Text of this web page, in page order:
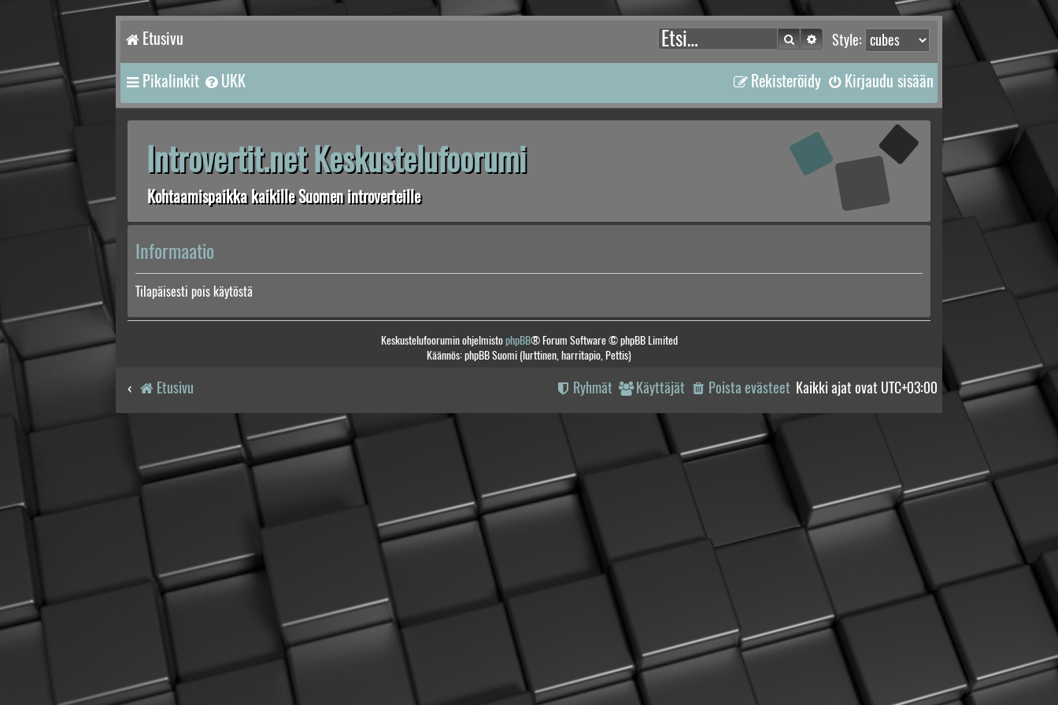
Etusivu Style:
Etsi Tarkennettu haku
Pikalinkit UKK Kirjaudu sisään
Rekisteröidy
Introvertit.net Keskustelufoorumi
Kohtaamispaikka kaikille Suomen introverteille
Informaatio
Tilapäisesti pois käytöstä
Keskustelufoorumin ohjelmistophpBB® Forum Software © phpBB Limited
Käännös: phpBB Suomi (lurttinen, harritapio, Pettis)
Etusivu Kaikki ajat ovat UTC+03:00
Poista evästeet
Käyttäjät
Ryhmät